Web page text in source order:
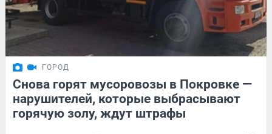
ГОРОД
Снова горят мусоровозы в Покровке —
нарушителей, которые выбрасывают
горячую золу, ждут штрафы